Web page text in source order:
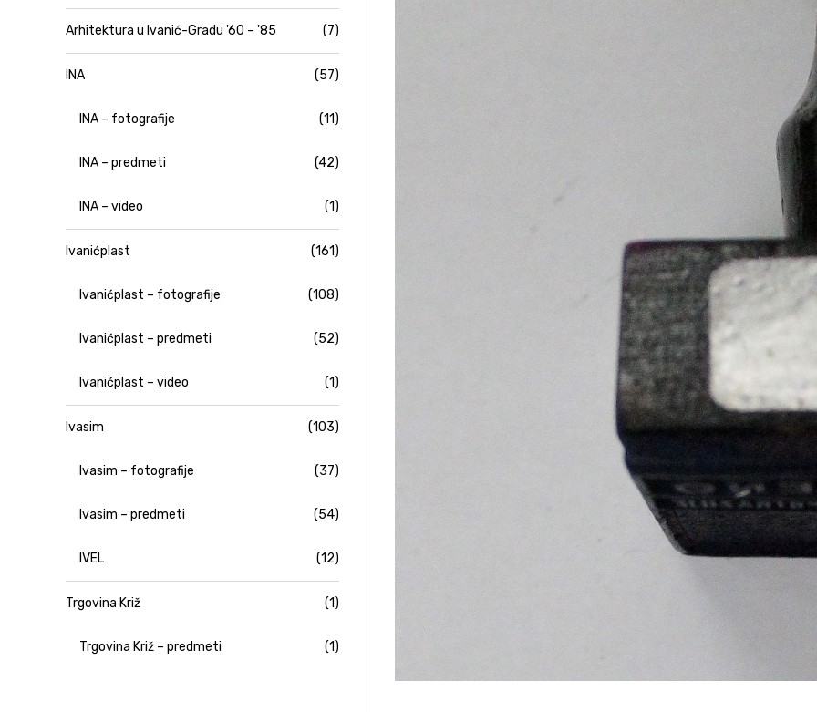
Arhitektura u Ivanić-Gradu '60 – '85 (7)
INA (57)
INA – fotografije (11)
INA – predmeti (42)
INA – video (1)
Ivanićplast (161)
Ivanićplast – fotografije (108)
Ivanićplast – predmeti (52)
Ivanićplast – video (1)
Ivasim (103)
Ivasim – fotografije (37)
Ivasim – predmeti (54)
IVEL (12)
Trgovina Križ (1)
Trgovina Križ – predmeti (1)